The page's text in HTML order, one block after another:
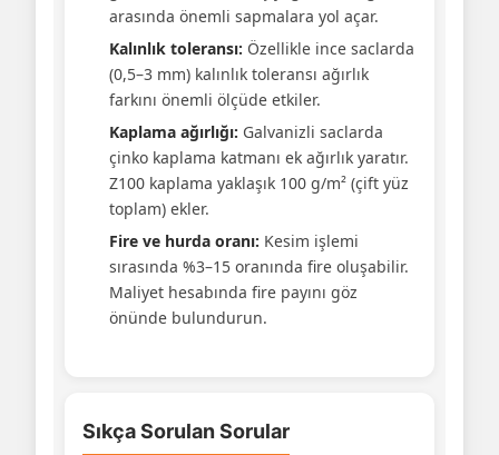
arasında önemli sapmalara yol açar.
Kalınlık toleransı: Özellikle ince saclarda
(0,5–3 mm) kalınlık toleransı ağırlık
farkını önemli ölçüde etkiler.
Kaplama ağırlığı: Galvanizli saclarda
çinko kaplama katmanı ek ağırlık yaratır.
Z100 kaplama yaklaşık 100 g/m² (çift yüz
toplam) ekler.
Fire ve hurda oranı: Kesim işlemi
sırasında %3–15 oranında fire oluşabilir.
Maliyet hesabında fire payını göz
önünde bulundurun.
Sıkça Sorulan Sorular